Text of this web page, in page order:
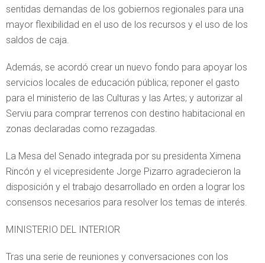
sentidas demandas de los gobiernos regionales para una
mayor flexibilidad en el uso de los recursos y el uso de los
saldos de caja.
Además, se acordó crear un nuevo fondo para apoyar los
servicios locales de educación pública; reponer el gasto
para el ministerio de las Culturas y las Artes; y autorizar al
Serviu para comprar terrenos con destino habitacional en
zonas declaradas como rezagadas.
La Mesa del Senado integrada por su presidenta Ximena
Rincón y el vicepresidente Jorge Pizarro agradecieron la
disposición y el trabajo desarrollado en orden a lograr los
consensos necesarios para resolver los temas de interés.
MINISTERIO DEL INTERIOR
Tras una serie de reuniones y conversaciones con los